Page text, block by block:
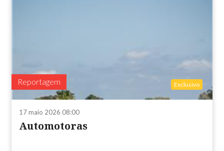
Reportagem Exclusivo
17 maio 2026 08:00
Automotoras